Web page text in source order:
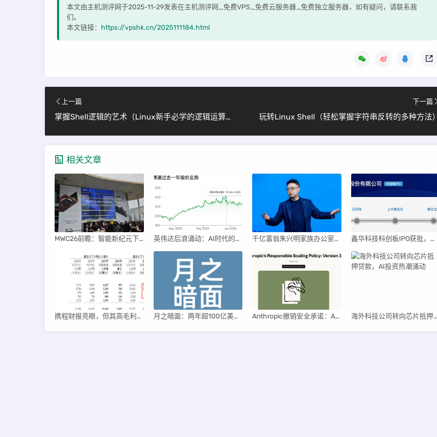
本文由主机测评网于2025-11-29发表在主机测评网_免费VPS_免费云服务器_免费独立服务器，如有疑问，请联系我
们。
本文链接： https://vpshk.cn/2025111184.html
上一篇
掌握Shell逻辑的艺术（Linux新手必学的逻辑运算符详解）
下一篇
玩转Linux Shell（轻松掌握字符串反转的多种方法
相关文章
MWC26前瞻：智能新纪元下的科技盛宴 英伟达后浪涌动：AI时代的新王者与隐忧 千亿富翁朱兴明家族办公室进军VC圈 鑫华科技科创板IPO获批，领跑国内半导体材料市场
携程财报亮眼，但其高毛利引发行业争议 月之暗面：两年超100亿美元估值，K2.5引领AI新纪元 Anthropic撤销安全承诺：AI竞赛中的伦理与商业博弈 海外科技公司转向芯片抵押贷款，AI投资热潮涌动